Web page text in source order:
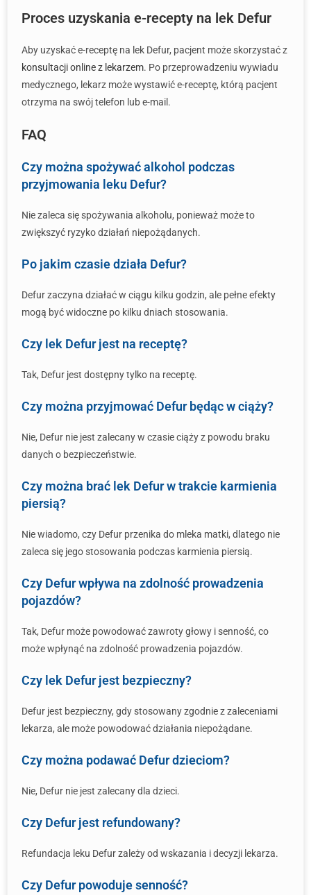
Proces uzyskania e-recepty na lek Defur
Aby uzyskać e-receptę na lek Defur, pacjent może skorzystać z
konsultacji online z lekarzem. Po przeprowadzeniu wywiadu
medycznego, lekarz może wystawić e-receptę, którą pacjent
otrzyma na swój telefon lub e-mail.
FAQ
Czy można spożywać alkohol podczas
przyjmowania leku Defur?
Nie zaleca się spożywania alkoholu, ponieważ może to
zwiększyć ryzyko działań niepożądanych.
Po jakim czasie działa Defur?
Defur zaczyna działać w ciągu kilku godzin, ale pełne efekty
mogą być widoczne po kilku dniach stosowania.
Czy lek Defur jest na receptę?
Tak, Defur jest dostępny tylko na receptę.
Czy można przyjmować Defur będąc w ciąży?
Nie, Defur nie jest zalecany w czasie ciąży z powodu braku
danych o bezpieczeństwie.
Czy można brać lek Defur w trakcie karmienia
piersią?
Nie wiadomo, czy Defur przenika do mleka matki, dlatego nie
zaleca się jego stosowania podczas karmienia piersią.
Czy Defur wpływa na zdolność prowadzenia
pojazdów?
Tak, Defur może powodować zawroty głowy i senność, co
może wpłynąć na zdolność prowadzenia pojazdów.
Czy lek Defur jest bezpieczny?
Defur jest bezpieczny, gdy stosowany zgodnie z zaleceniami
lekarza, ale może powodować działania niepożądane.
Czy można podawać Defur dzieciom?
Nie, Defur nie jest zalecany dla dzieci.
Czy Defur jest refundowany?
Refundacja leku Defur zależy od wskazania i decyzji lekarza.
Czy Defur powoduje senność?